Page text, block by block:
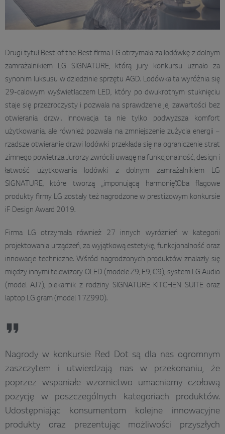
Drugi tytuł Best of the Best firma LG otrzymała za lodówkę z dolnym
zamrażalnikiem LG SIGNATURE, którą jury konkursu uznało za
synonim luksusu w dziedzinie sprzętu AGD. Lodówka ta wyróżnia się
29-calowym wyświetlaczem LED, który po dwukrotnym stuknięciu
staje się przezroczysty i pozwala na sprawdzenie jej zawartości bez
otwierania drzwi. Innowacja ta nie tylko podwyższa komfort
użytkowania, ale również pozwala na zmniejszenie zużycia energii –
rzadsze otwieranie drzwi lodówki przekłada się na ograniczenie strat
zimnego powietrza. Jurorzy zwrócili uwagę na funkcjonalność, design i
łatwość użytkowania lodówki z dolnym zamrażalnikiem LG
SIGNATURE, które tworzą „imponującą harmonię”.Oba flagowe
produkty firmy LG zostały też nagrodzone w prestiżowym konkursie
iF Design Award 2019.
Firma LG otrzymała również 27 innych wyróżnień w kategorii
projektowania urządzeń, za wyjątkową estetykę, funkcjonalność oraz
innowacje techniczne. Wśród nagrodzonych produktów znalazły się
między innymi telewizory OLED (modele Z9, E9, C9), system LG Audio
(model AJ7), piekarnik z rodziny SIGNATURE KITCHEN SUITE oraz
laptop LG gram (model 17Z990).
Nagrody w konkursie Red Dot są dla nas ogromnym
zaszczytem i utwierdzają nas w przekonaniu, że
poprzez wspaniałe wzornictwo umacniamy czołową
pozycję w poszczególnych kategoriach produktów.
Udostępniając konsumentom kolejne innowacyjne
produkty oraz prezentując możliwości przyszłych